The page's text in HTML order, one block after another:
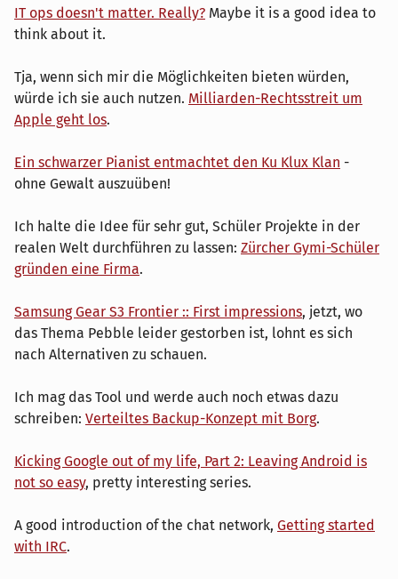
IT ops doesn't matter. Really? Maybe it is a good idea to
think about it.
Tja, wenn sich mir die Möglichkeiten bieten würden,
würde ich sie auch nutzen. Milliarden-Rechtsstreit um
Apple geht los.
Ein schwarzer Pianist entmachtet den Ku Klux Klan -
ohne Gewalt auszuüben!
Ich halte die Idee für sehr gut, Schüler Projekte in der
realen Welt durchführen zu lassen: Zürcher Gymi-Schüler
gründen eine Firma.
Samsung Gear S3 Frontier :: First impressions, jetzt, wo
das Thema Pebble leider gestorben ist, lohnt es sich
nach Alternativen zu schauen.
Ich mag das Tool und werde auch noch etwas dazu
schreiben: Verteiltes Backup-Konzept mit Borg.
Kicking Google out of my life, Part 2: Leaving Android is
not so easy, pretty interesting series.
A good introduction of the chat network, Getting started
with IRC.